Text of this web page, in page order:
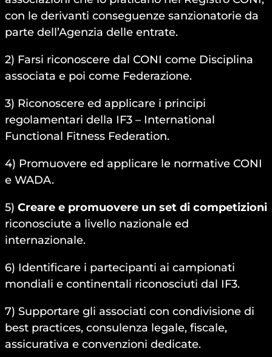
con le derivanti conseguenze sanzionatorie da
parte dell’Agenzia delle entrate.
2) Farsi riconoscere dal CONI come Disciplina
associata e poi come Federazione.
3) Riconoscere ed applicare i principi
regolamentari della IF3 – International
Functional Fitness Federation.
4) Promuovere ed applicare le normative CONI
e WADA.
5) Creare e promuovere un set di competizioni
riconosciute a livello nazionale ed
internazionale.
6) Identificare i partecipanti ai campionati
mondiali e continentali riconosciuti dal IF3.
7) Supportare gli associati con condivisione di
best practices, consulenza legale, fiscale,
assicurativa e convenzioni dedicate.